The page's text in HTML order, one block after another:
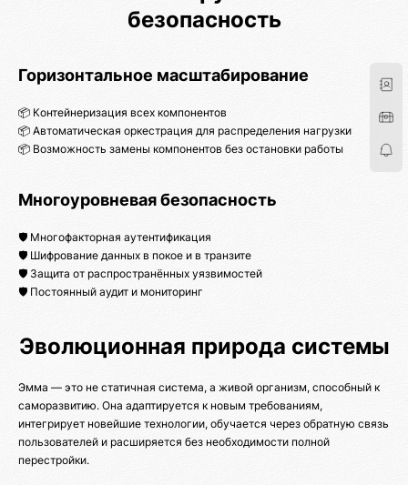
безопасность
Горизонтальное масштабирование
📦 Контейнеризация всех компонентов
📦 Автоматическая оркестрация для распределения нагрузки
📦 Возможность замены компонентов без остановки работы
Многоуровневая безопасность
🛡️ Многофакторная аутентификация
🛡️ Шифрование данных в покое и в транзите
🛡️ Защита от распространённых уязвимостей
🛡️ Постоянный аудит и мониторинг
Эволюционная природа системы
Эмма — это не статичная система, а живой организм, способный к
саморазвитию. Она адаптируется к новым требованиям,
интегрирует новейшие технологии, обучается через обратную связь
пользователей и расширяется без необходимости полной
перестройки.